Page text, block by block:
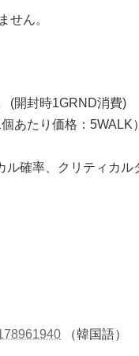
せん。
(開封時1GRND消費)
あたり価格：5WALK）
確率、クリティカ
（韓国語）